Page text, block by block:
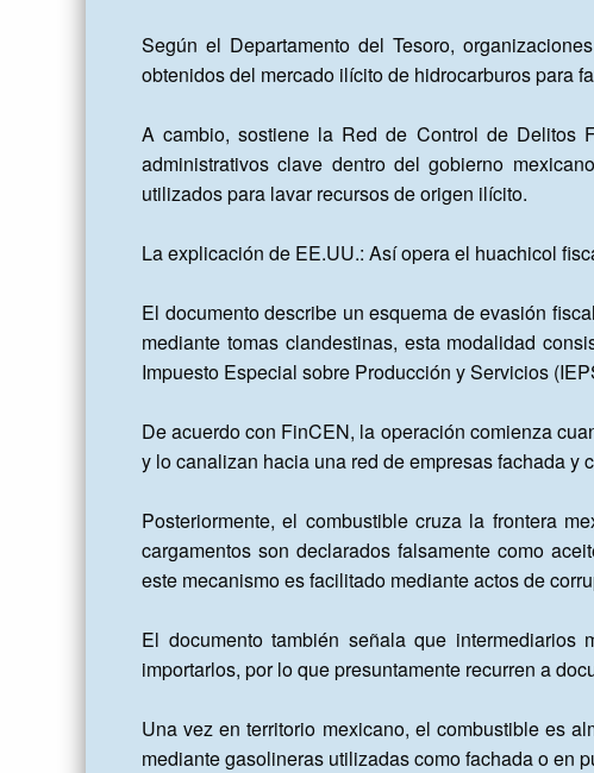
Según el Departamento del Tesoro,
obtenidos del mercado ilícito de hidrocarburos para
A cambio, sostiene la Red de Control de Delitos
administrativos clave dentro del gobierno
utilizados para lavar recursos de origen ilícito.
La explicación de EE.UU.: Así opera el huachicol
El documento describe un esquema de evasión
mediante tomas clandestinas, esta modalidad
Impuesto Especial sobre Producción y Servicios
De acuerdo con FinCEN, la operación comienza
y lo canalizan hacia una red de empresas fachada y
Posteriormente, el combustible cruza la frontera
cargamentos son declarados falsamente como
este mecanismo es facilitado mediante actos de
El documento también señala que
importarlos, por lo que presuntamente recurren a
Una vez en territorio mexicano, el combustible es
mediante gasolineras utilizadas como fachada o en